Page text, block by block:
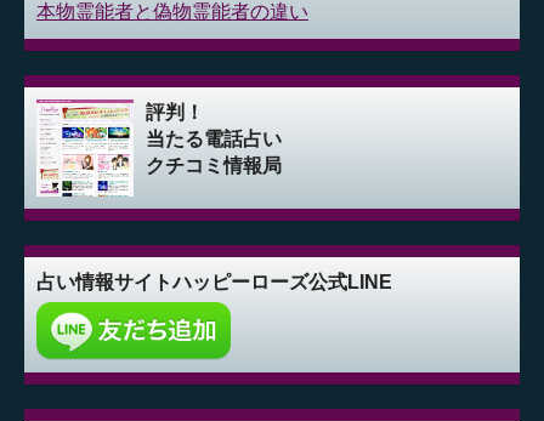
本物霊能者と偽物霊能者の違い
評判！
当たる電話占い
クチコミ情報局
占い情報サイトハッピーローズ公式LINE